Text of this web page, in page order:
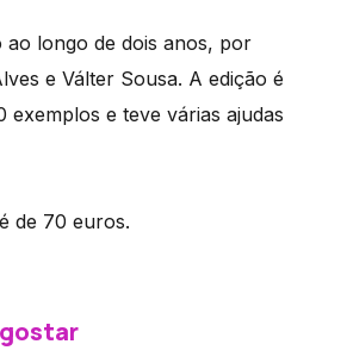
longo de dois anos, por
e Válter Sousa. A edição é
exemplos e teve várias ajudas
de 70 euros.